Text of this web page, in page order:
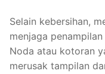
Selain kebersihan,
menjaga
Noda atau kotoran
merusak tampilan